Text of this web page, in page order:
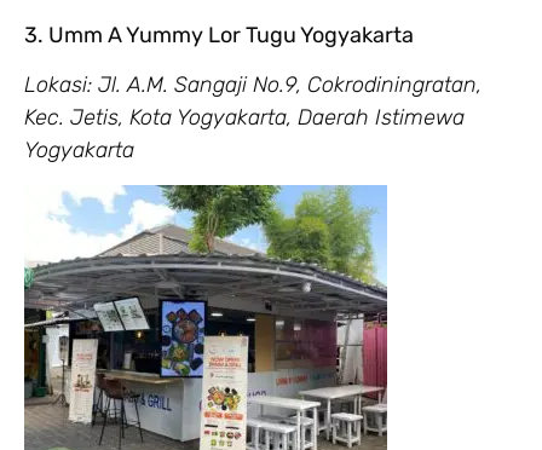
3. Umm A Yummy Lor Tugu Yogyakarta
Lokasi: Jl. A.M. Sangaji No.9, Cokrodiningratan,
Kec. Jetis, Kota Yogyakarta, Daerah Istimewa
Yogyakarta